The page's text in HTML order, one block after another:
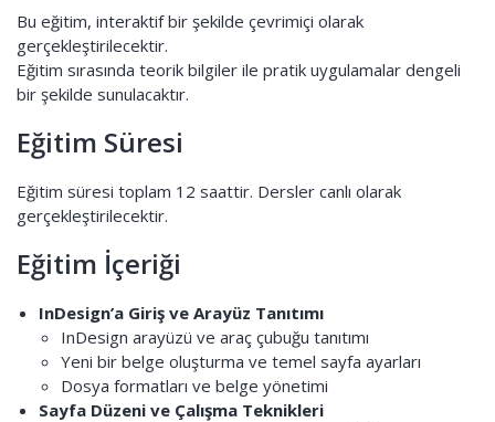
Bu eğitim, interaktif bir şekilde çevrimiçi olarak
gerçekleştirilecektir.
Eğitim sırasında teorik bilgiler ile pratik uygulamalar dengeli
bir şekilde sunulacaktır.
Eğitim Süresi
Eğitim süresi toplam 12 saattir. Dersler canlı olarak
gerçekleştirilecektir.
Eğitim İçeriği
InDesign’a Giriş ve Arayüz Tanıtımı
InDesign arayüzü ve araç çubuğu tanıtımı
Yeni bir belge oluşturma ve temel sayfa ayarları
Dosya formatları ve belge yönetimi
Sayfa Düzeni ve Çalışma Teknikleri